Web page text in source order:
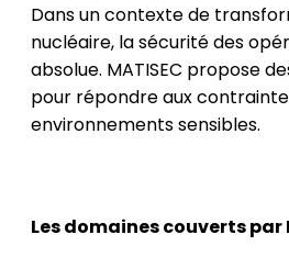
Dans un contexte de
nucléaire, la sécurité des
absolue. MATISEC propose
pour répondre aux
environnements sensibles.
Les domaines couverts par